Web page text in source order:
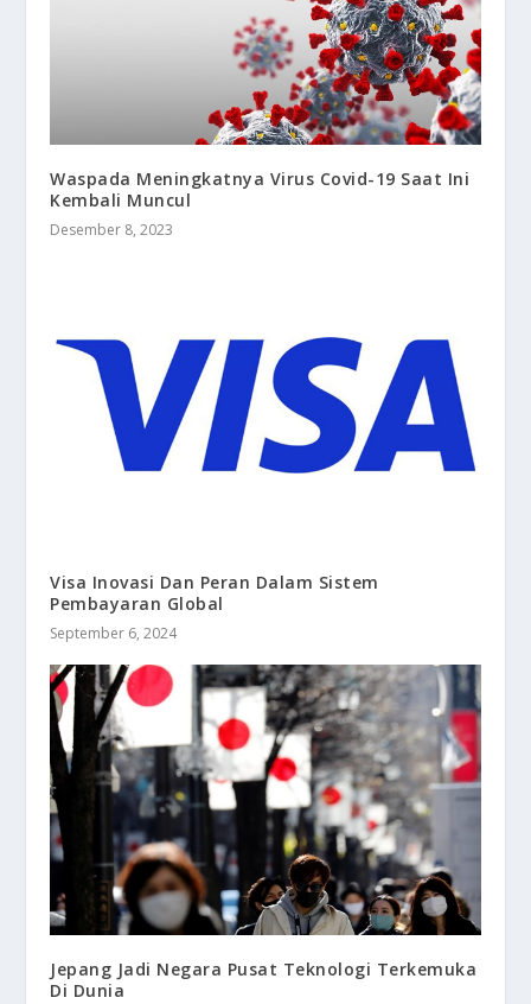
Waspada Meningkatnya Virus Covid-19 Saat Ini
Kembali Muncul
Desember 8, 2023
Visa Inovasi Dan Peran Dalam Sistem
Pembayaran Global
September 6, 2024
Jepang Jadi Negara Pusat Teknologi Terkemuka
Di Dunia